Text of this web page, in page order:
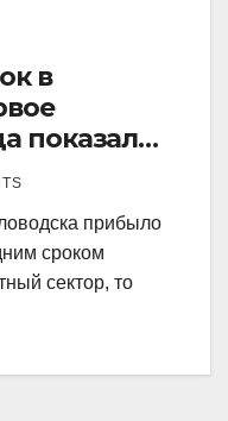
в
показал
процент.
прибыло
сроком
сектор, то